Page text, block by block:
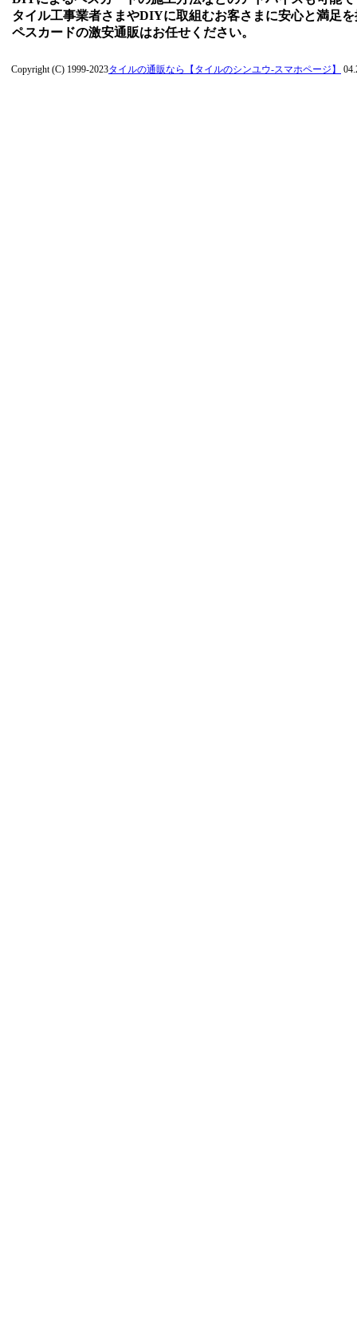
タイル工事業者さまやDIYに取組むお客さまに安心と満足
ペスカードの激安通販はお任せください。
Copyright (C) 1999-2023タイルの通販なら【タイルのシンユウ-スマホページ】